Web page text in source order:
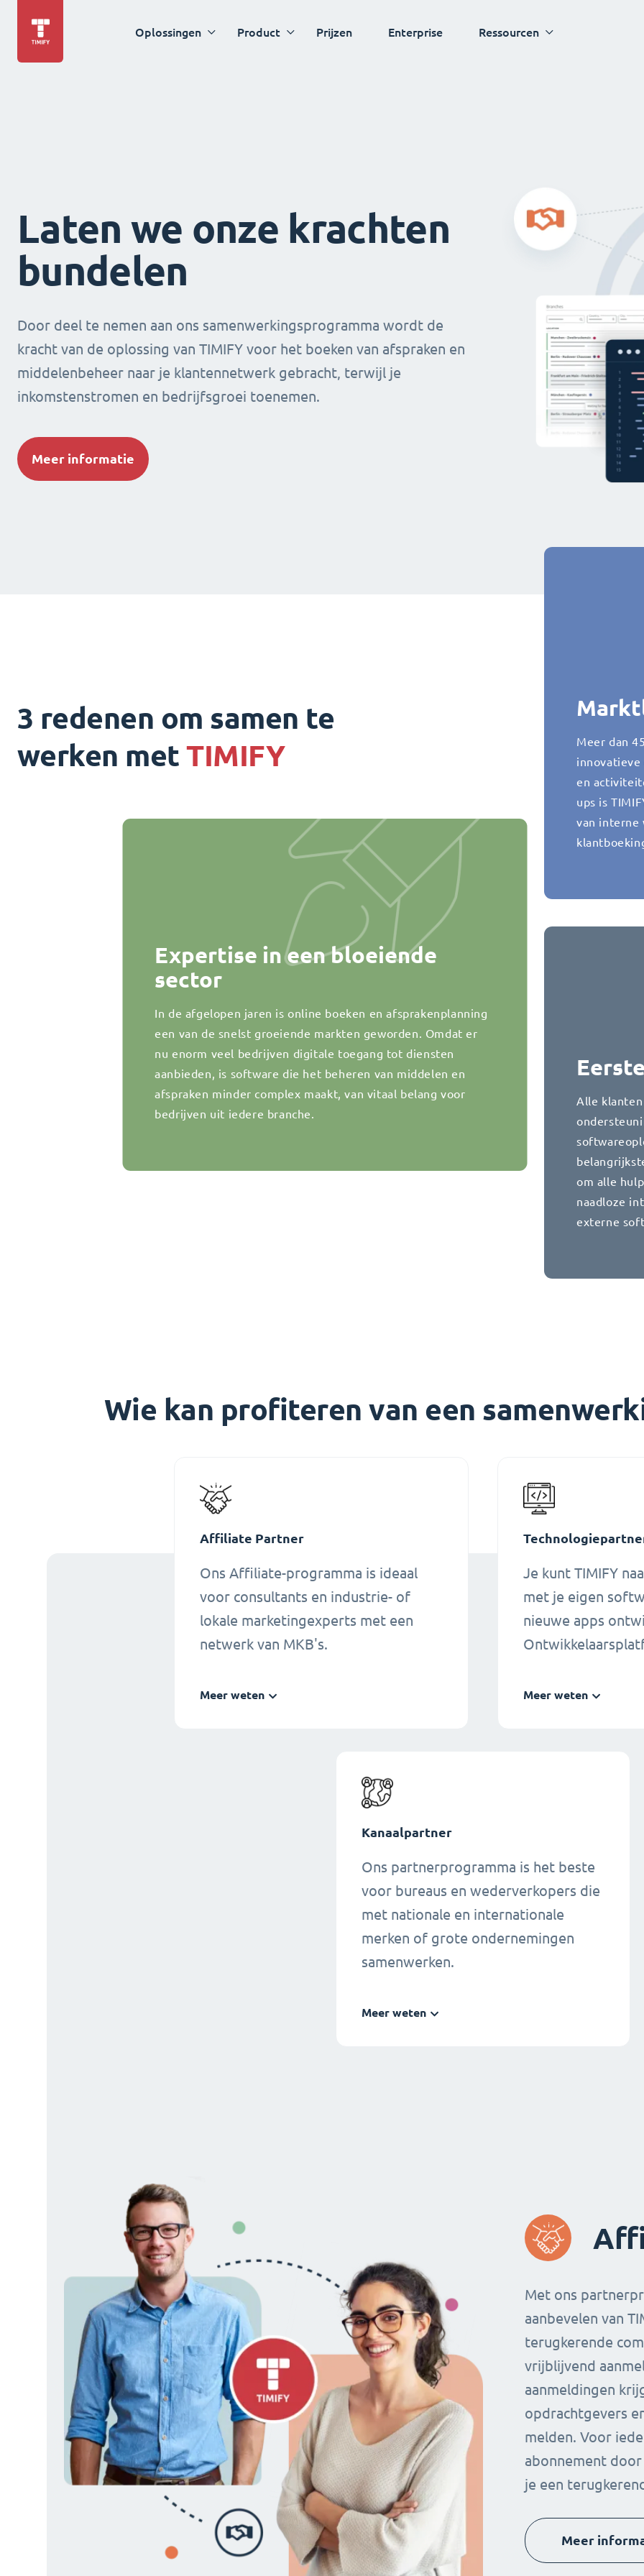
Oplossingen Product Prijzen Enterprise Ressourcen
Laten we onze krachten
bundelen
Door deel te nemen aan ons samenwerkingsprogramma wordt de
kracht van de oplossing van TIMIFY voor het boeken van afspraken en
middelenbeheer naar je klantennetwerk gebracht, terwijl je
inkomstenstromen en bedrijfsgroei toenemen.
Meer informatie
3 redenen om samen te
werken metTIMIFY
Meer dan
innovatieve
en
ups is
van interne
Expertise in een bloeiende
sector
In de afgelopen jaren is online boeken en afsprakenplanning
een van de snelst groeiende markten geworden. Omdat er
nu enorm veel bedrijven digitale toegang tot diensten
aanbieden, is software die het beheren van middelen en
afspraken minder complex maakt, van vitaal belang voor
bedrijven uit iedere branche.
Alle
om alle
naadloze
externe
Wie kan profiteren van een
Affiliate Partner
Ons Affiliate-programma is ideaal
voor consultants en industrie- of
lokale marketingexperts met een
netwerk van MKB's.
Meer weten
Je kunt TIMIFY
met je eigen
nieuwe apps
Meer weten
Kanaalpartner
Ons partnerprogramma is het beste
voor bureaus en wederverkopers die
met nationale en internationale
merken of grote ondernemingen
samenwerken.
Meer weten
Met ons
aanbevelen van
terugkerende
vrijblijvend
aanmeldingen
opdrachtgevers
melden. Voor
abonnement
je een
Meer